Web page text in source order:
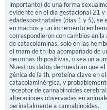
importante) de una forma
evidente en el día gestacional 21 y
edadespostnatales (días 1 y 5), se
en machos y un incremento en
correspondieron con cambios en
de catacolaminas, solo en las
el rnam de th iba acompañado de
neuronas th positivas, o sea un
Nuestros datos demuestran que
génica de la th, proteína clave en
catacolaminérgica, y
receptor de cannabinoides
alteraciones observadas en
perinatalmente a cannabinoides.